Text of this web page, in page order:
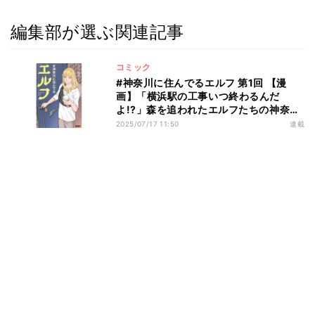
編集部が選ぶ関連記事
コミック
#神奈川に住んでるエルフ 第1回 【漫
画】「横浜駅の工事いつ終わるんだ
よ!?」森を追われたエルフたちの神奈川
ライフ
2025/07/17 11:50 連載